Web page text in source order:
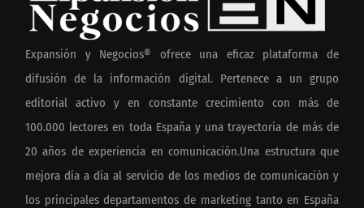
Expansión y Negocios® ofrece una eficaz plataforma de
difusión de la información digital. Pertenece a un grupo
editorial activo y en constante crecimiento con más de
100.000 lectores en toda España y una trayectoria de más de
20 años de experiencia en comunicación.Una estructura que
mejora día a día al servicio de los medios de comunicación y
los principales departamentos de marketing tanto en España